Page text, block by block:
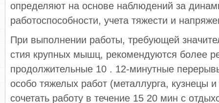
определяют на основе наблюдений за
работоспособности, учета тяжести и
При выполнении работы, требующей
стия крупных мышц, рекомендуются более
продолжитель­ные 10 . 12-минутные
особо тяжелых работ (металлурга, кузнецы
сочетать работу в течение 15 20 мин с